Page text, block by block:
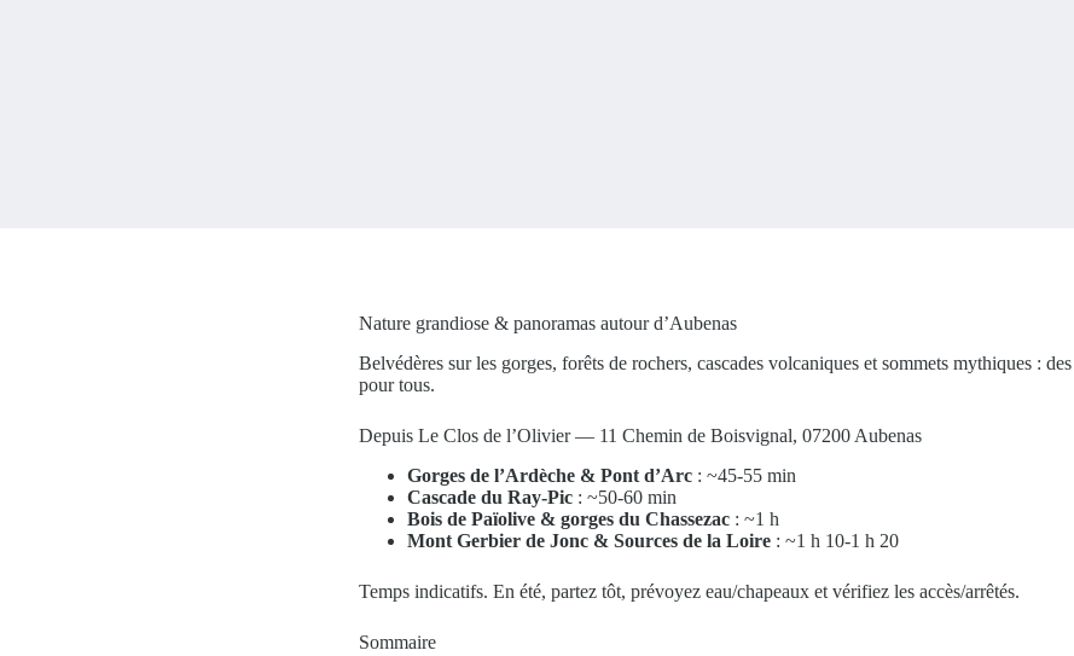
Nature grandiose & panoramas autour d’Aubenas
Belvédères sur les gorges, forêts de rochers, cascades volcaniques et sommets mythiques :
pour tous.
Depuis Le Clos de l’Olivier — 11 Chemin de Boisvignal, 07200 Aubenas
Gorges de l’Ardèche & Pont d’Arc : ~45-55 min
Cascade du Ray-Pic : ~50-60 min
Bois de Païolive & gorges du Chassezac : ~1 h
Mont Gerbier de Jonc & Sources de la Loire : ~1 h 10-1 h 20
Temps indicatifs. En été, partez tôt, prévoyez eau/chapeaux et vérifiez les accès/arrêtés.
Sommaire